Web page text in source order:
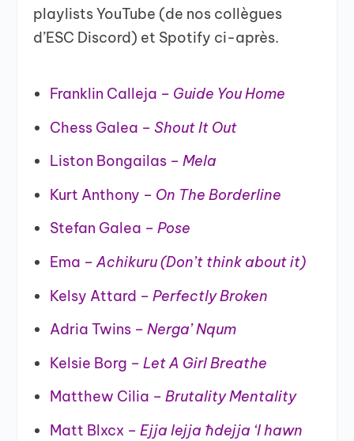
playlists YouTube (de nos collègues
d’ESC Discord) et Spotify ci-après.
Franklin Calleja – Guide You Home
Chess Galea – Shout It Out
Liston Bongailas – Mela
Kurt Anthony – On The Borderline
Stefan Galea – Pose
Ema –Achikuru(Don’t think about it)
Kelsy Attard – Perfectly Broken
Adria Twins – Nerga’ Nqum
Kelsie Borg – Let A Girl Breathe
Matthew Cilia – Brutality Mentality
Matt Blxcx – Ejja lejja ħdejja ‘I hawn